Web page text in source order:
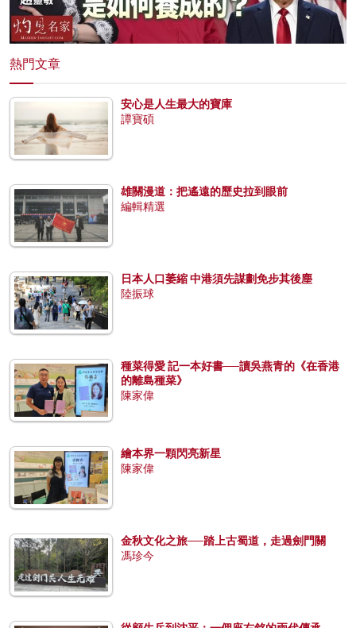
熱門文章
安心是人生最大的寶庫
譚寶碩
雄關漫道：把遙遠的歷史拉到眼前
編輯精選
日本人口萎縮 中港須先謀劃免步其後塵
陸振球
種菜得愛 記一本好書──讀吳燕青的《在香港
的離島種菜》
陳家偉
繪本界一顆閃亮新星
陳家偉
金秋文化之旅──踏上古蜀道，走過劍門關
馮珍今